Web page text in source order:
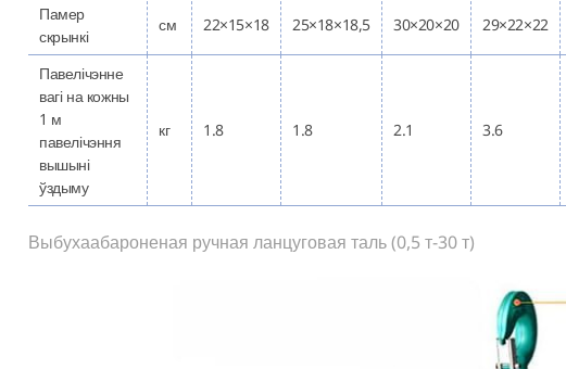
Памер
скрынкі
см 22×15×18 25×18×18,5 30×20×20 29×22×22
Павелічэнне
вагі на кожны
1 м
павелічэння
вышыні
ўздыму
кг 1.8 1.8 2.1 3.6
Выбухаабароненая ручная ланцуговая таль (0,5 т-30 т)